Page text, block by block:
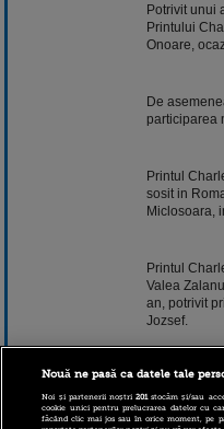
Potrivit unui
Printului
Onoare,
De
participarea
Printul
sosit in
Miclosoara,
Printul
Valea
an, potrivit
Jozsef.
Mostenitorul
Transilvania
private, in
Nouă ne pasă ca datele tale
Noi și partenerii noștri201stocăm și/sau
cookie unici pentru prelucrarea datelor cu
făcând clic mai jos sau în orice moment, pe